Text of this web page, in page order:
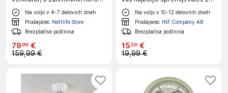
z daljinskim upravljalnikom in
časovnikom, moderna oblika
za dnevno sobo in jedilnico
Na voljo v 4-7 delovnih dneh
Prodajalec Nettlife Store
Brezplačna poštnina
7999 €
159,99 €
hlajenje Pink
Na voljo v 10-12 delovnih dneh
Prodajalec INF Company AB
Brezplačna poštnina
15 29 €
19,99 €